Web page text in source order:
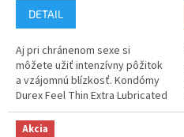
DETAIL
Aj pri chránenom sexe si
môžete užiť intenzívny pôžitok
a vzájomnú blízkosť. Kondómy
Durex Feel Thin Extra Lubricated
sú vyrobené z tenkého
materiálu a extra lubrikované...
Akcia